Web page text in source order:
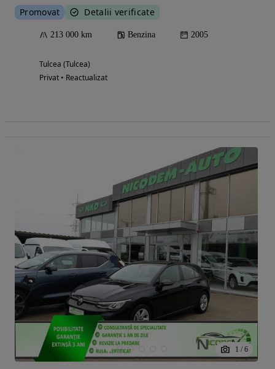
Promovat Detalii verificate
213 000 km Benzina 2005
Tulcea (Tulcea)
Privat • Reactualizat
1 / 6